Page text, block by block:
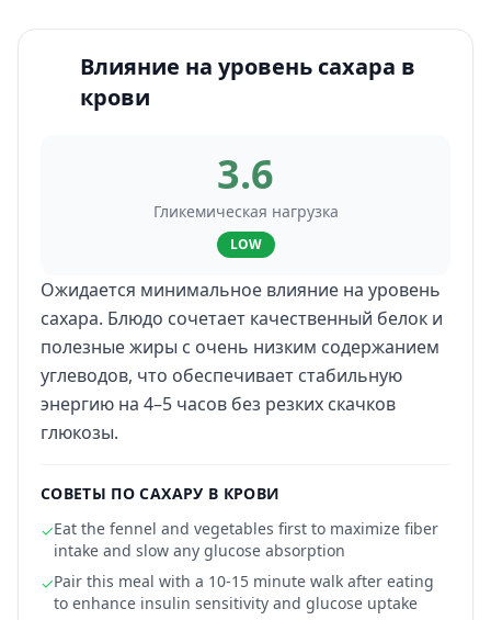
Влияние на уровень сахара в
крови
3.6
Гликемическая нагрузка
LOW
Ожидается минимальное влияние на уровень
сахара. Блюдо сочетает качественный белок и
полезные жиры с очень низким содержанием
углеводов, что обеспечивает стабильную
энергию на 4–5 часов без резких скачков
глюкозы.
СОВЕТЫ ПО САХАРУ В КРОВИ
✓Eat the fennel and vegetables first to maximize fiber
intake and slow any glucose absorption
✓Pair this meal with a 10-15 minute walk after eating
to enhance insulin sensitivity and glucose uptake